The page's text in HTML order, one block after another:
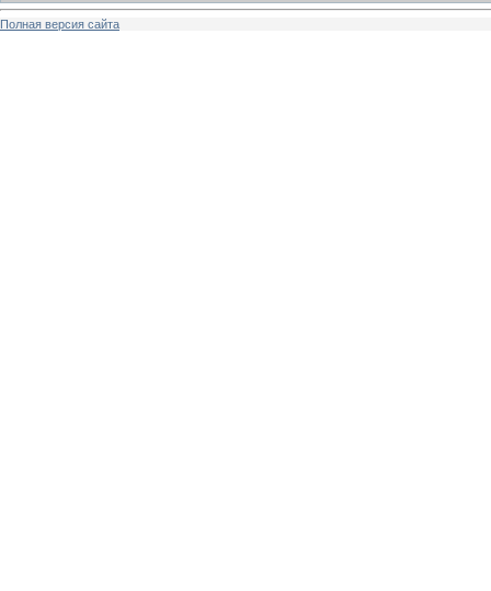
Полная версия сайта